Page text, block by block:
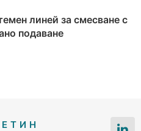
линей за смесване с
подаване